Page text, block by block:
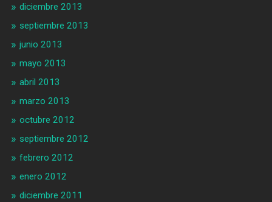
diciembre 2013
septiembre 2013
junio 2013
mayo 2013
abril 2013
marzo 2013
octubre 2012
septiembre 2012
febrero 2012
enero 2012
diciembre 2011